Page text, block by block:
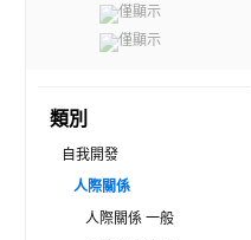
僅顯示
僅顯示
類別
自我開發
人際關係
人際關係 一般